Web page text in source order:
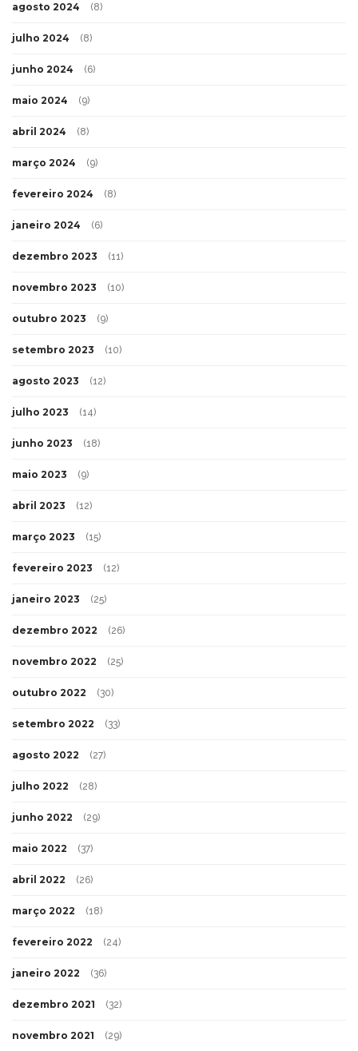
agosto 2024 (8)
julho 2024 (8)
junho 2024 (6)
maio 2024 (9)
abril 2024 (8)
março 2024 (9)
fevereiro 2024 (8)
janeiro 2024 (6)
dezembro 2023 (11)
novembro 2023 (10)
outubro 2023 (9)
setembro 2023 (10)
agosto 2023 (12)
julho 2023 (14)
junho 2023 (18)
maio 2023 (9)
abril 2023 (12)
março 2023 (15)
fevereiro 2023 (12)
janeiro 2023 (25)
dezembro 2022 (26)
novembro 2022 (25)
outubro 2022 (30)
setembro 2022 (33)
agosto 2022 (27)
julho 2022 (28)
junho 2022 (29)
maio 2022 (37)
abril 2022 (26)
março 2022 (18)
fevereiro 2022 (24)
janeiro 2022 (36)
dezembro 2021 (32)
novembro 2021 (29)